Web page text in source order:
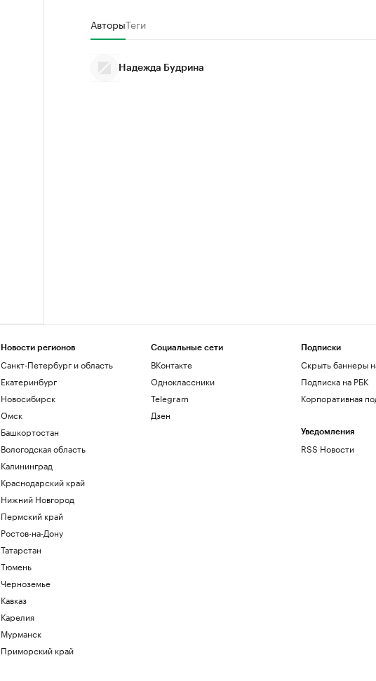
АвторыТеги
Надежда Будрина
Новости регионов
Санкт-Петербург и область
Екатеринбург
Новосибирск
Омск
Башкортостан
Вологодская область
Калининград
Краснодарский край
Нижний Новгород
Пермский край
Ростов-на-Дону
Татарстан
Тюмень
Черноземье
Кавказ
Карелия
Мурманск
Приморский край
Социальные сети
ВКонтакте
Одноклассники
Telegram
Дзен
Подписки
Скрыть баннеры
Подписка на РБК
Корпоративная
Уведомления
RSS Новости